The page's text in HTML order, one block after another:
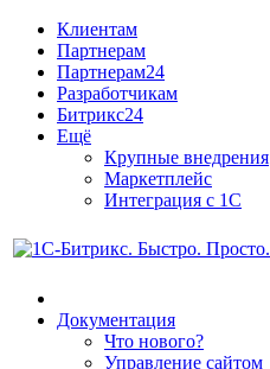
Клиентам
Партнерам
Партнерам24
Разработчикам
Битрикс24
Ещё
Крупные внедрения
Маркетплейс
Интеграция с 1С
Документация
Что нового?
Управление сайтом